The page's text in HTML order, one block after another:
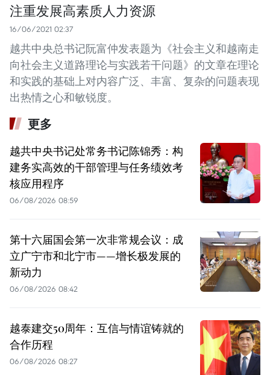
注重发展高素质人力资源
16/06/2021 02:37
越共中央总书记阮富仲发表题为《社会主义和越南走
向社会主义道路理论与实践若干问题》的文章在理论
和实践的基础上对内容广泛、丰富、复杂的问题表现
出热情之心和敏锐度。
更多
越共中央书记处常务书记陈锦秀：构
建务实高效的干部管理与任务绩效考
核应用程序
06/08/2026 08:59
第十六届国会第一次非常规会议：成
立广宁市和北宁市——增长极发展的
新动力
06/08/2026 08:42
越泰建交50周年：互信与情谊铸就的
合作历程
06/08/2026 08:27